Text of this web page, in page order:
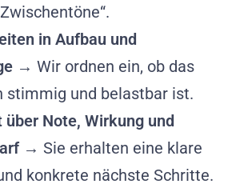
in Aufbau und
→ Wir ordnen ein, ob das
stimmig und belastbar ist.
über Note, Wirkung und
→ Sie erhalten eine klare
konkrete nächste Schritte.